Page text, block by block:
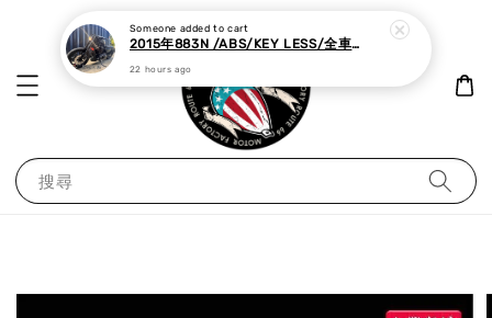
搜尋
Someone added to cart
2015年883N /ABS/KEY LESS/全車黑化,里程極少
22 hours ago